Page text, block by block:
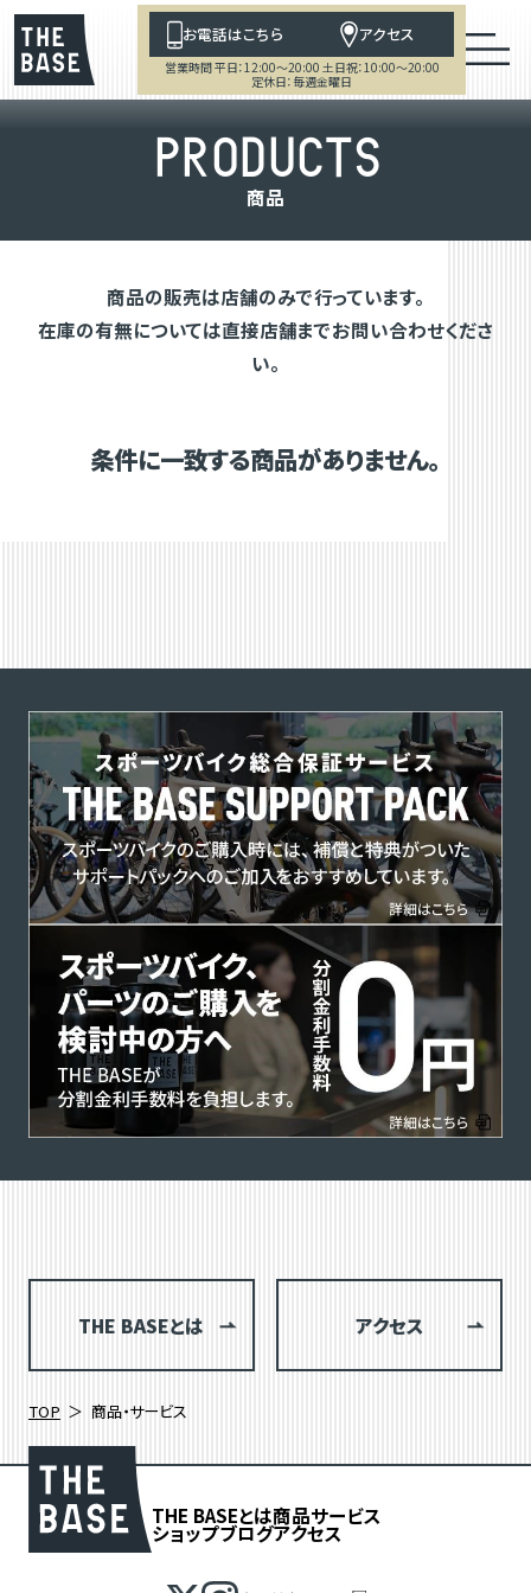
お電話はこちら アクセス
営業時間 平日：12:00～20:00 土日祝：10:00～20:00
定休日：毎週金曜日
PRODUCTS
商品
商品の販売は店舗のみで行っています。
在庫の有無については直接店舗までお問い合わせくださ
い。
条件に一致する商品がありません。
THE BASEとは アクセス
TOP 商品・サービス
THE BASEとは商品サービス
ショップブログアクセス